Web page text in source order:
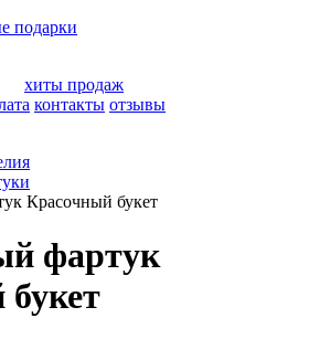
подарки
хиты продаж
контакты отзывы
Красочный букет
фартук